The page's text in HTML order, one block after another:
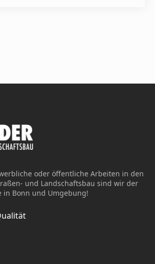
oder öffentliche Arbeiten in den
und Landschaftsbau sind wir der
in Bonn und Umgebung!